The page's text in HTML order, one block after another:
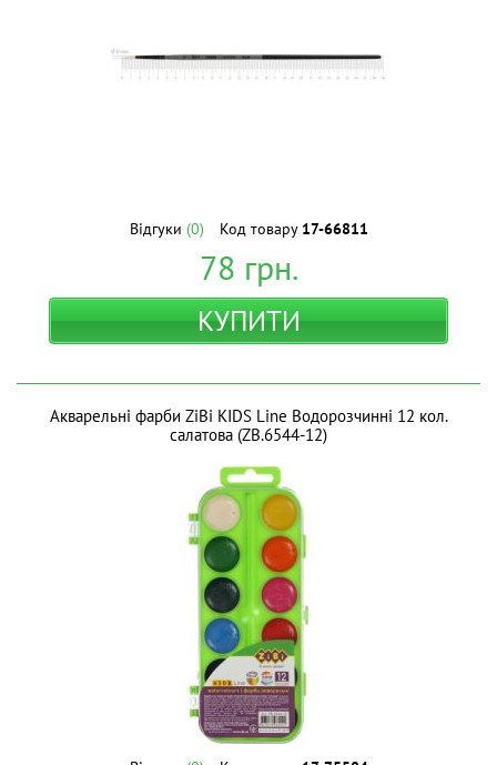
Відгуки (0) Код товару 17-66811
78 грн.
КУПИТИ
Акварельні фарби ZiBi KIDS Line Водорозчинні 12 кол.
салатова (ZB.6544-12)